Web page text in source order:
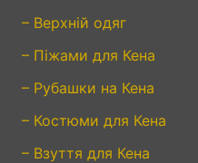
– Верхній одяг
– Піжами для Кена
– Рубашки на Кена
– Костюми для Кена
– Взуття для Кена